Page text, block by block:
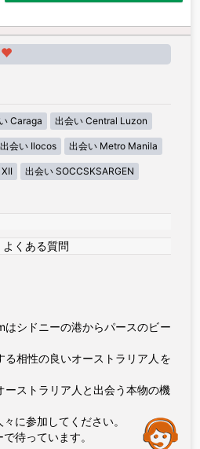
Caraga 出会い Central Luzon
出会い Ilocos 出会い Metro Manila
出会い SOCCSKSARGEN
よくある質問
シドニーの港からパースのビー
相性の良いオーストラリア人を
ストラリア人と出会う本物の機
に参加してください。
待っています。